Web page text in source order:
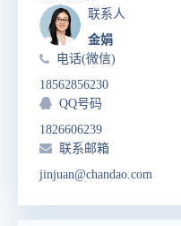
联系人
金娟
电话(微信)
18562856230
QQ号码
1826606239
联系邮箱
jinjuan@chandao.com